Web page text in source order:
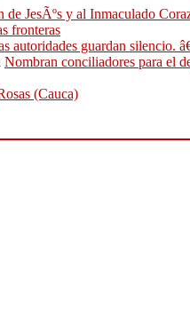
JesÃºs y al Inmaculado
fronteras
autoridades guardan silencio.
Nombran conciliadores para el
(Cauca)